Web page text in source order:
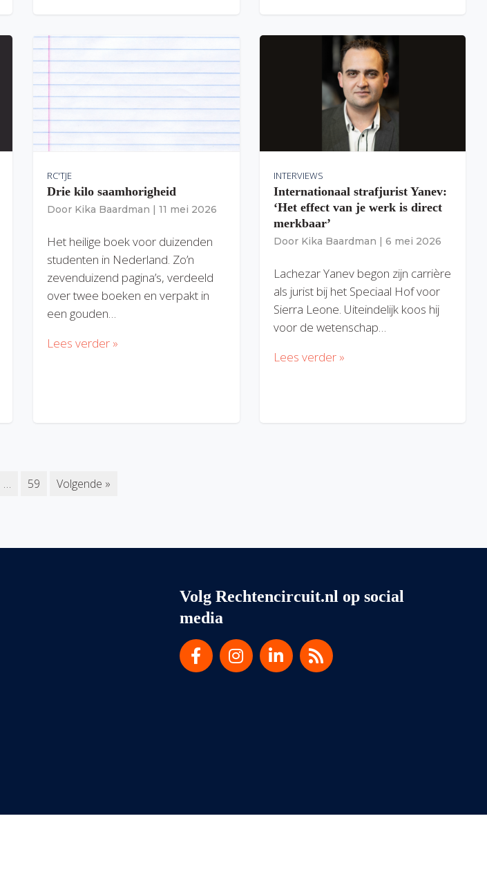
RC'TJE
Drie kilo saamhorigheid
Door Kika Baardman | 11 mei 2026
Het heilige boek voor duizenden
studenten in Nederland. Zo’n
zevenduizend pagina’s, verdeeld
over twee boeken en verpakt in
een gouden…
Lees verder »
INTERVIEWS
Internationaal strafjurist Yanev:
‘Het effect van je werk is direct
merkbaar’
Door Kika Baardman | 6 mei 2026
Lachezar Yanev begon zijn carrière
als jurist bij het Speciaal Hof voor
Sierra Leone. Uiteindelijk koos hij
voor de wetenschap…
Lees verder »
… 59 Volgende »
Volg Rechtencircuit.nl op social
media